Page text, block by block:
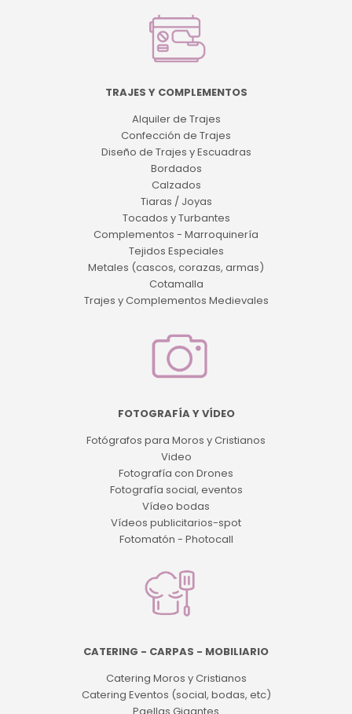
TRAJES Y COMPLEMENTOS
Alquiler de Trajes
Confección de Trajes
Diseño de Trajes y Escuadras
Bordados
Calzados
Tiaras / Joyas
Tocados y Turbantes
Complementos - Marroquinería
Tejidos Especiales
Metales (cascos, corazas, armas)
Cotamalla
Trajes y Complementos Medievales
FOTOGRAFÍA Y VÍDEO
Fotógrafos para Moros y Cristianos
Video
Fotografía con Drones
Fotografía social, eventos
Vídeo bodas
Vídeos publicitarios-spot
Fotomatón - Photocall
CATERING - CARPAS - MOBILIARIO
Catering Moros y Cristianos
Catering Eventos (social, bodas, etc)